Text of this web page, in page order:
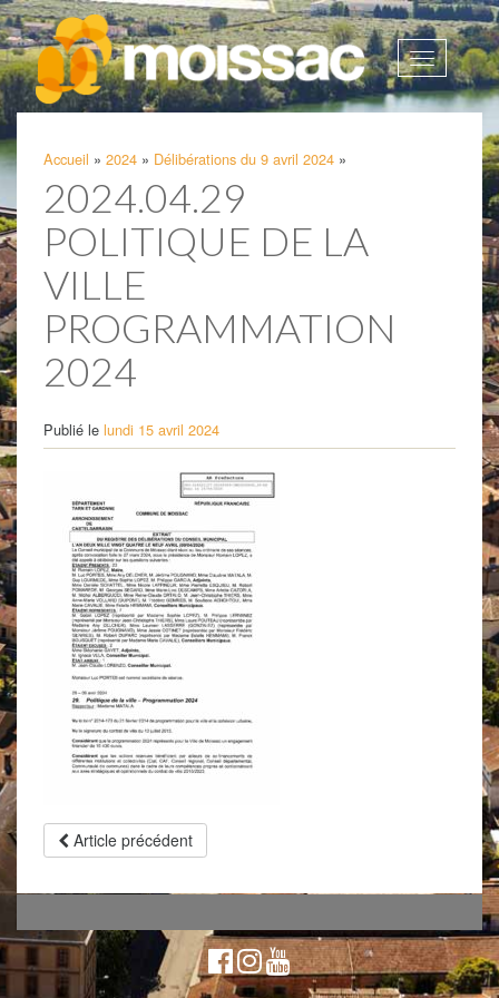
Afficher
la
Accueil » 2024 » Délibérations du 9 avril 2024 »
2024.04.29
POLITIQUE DE LA
VILLE
PROGRAMMATION
2024
Publié le lundi 15 avril 2024
Article précédent